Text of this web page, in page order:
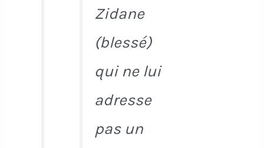
Zidane
(blessé)
qui ne lui
adresse
pas un